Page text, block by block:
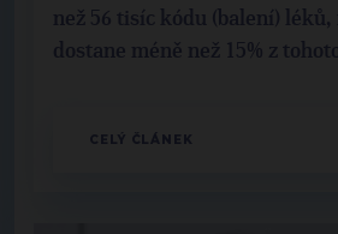
než 56 tisíc kódu (balení) léků,
dostane méně než 15% z
CELÝ ČLÁNEK